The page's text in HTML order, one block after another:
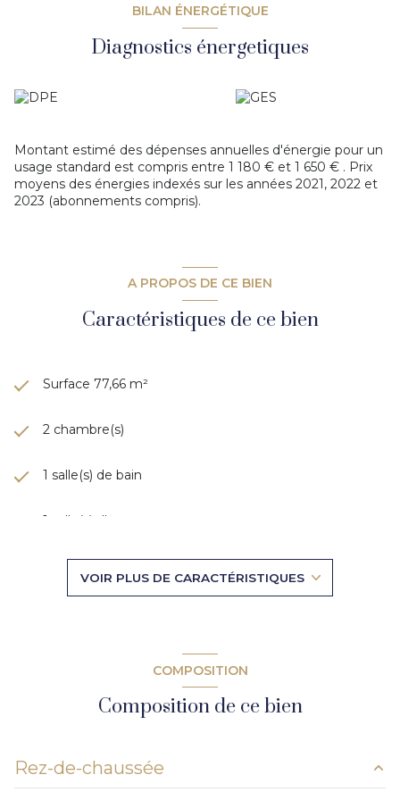
disponnible dans la résidence.Parc pour les enfants dans la
Poche TCL et commerces. Nombreux espaces verts.
Groupe scolaire.
Votre contact : Marlene Granieri 06 @ 76 @ 21 @ 87 @ 81
exposé sont disponibles sur le site
Géorisques
BILAN ÉNERGÉTIQUE
Diagnostics énergetiques
Montant estimé des dépenses annuelles d'énergie pour un
usage standard est compris entre 1 180 € et 1 650 € . Prix
moyens des énergies indexés sur les années 2021, 2022 et
2023 (abonnements compris).
A PROPOS DE CE BIEN
Caractéristiques de ce bien
Surface 77,66 m²
2 chambre(s)
1 salle(s) de bain
1 salle(s) d'eau
5ème étage
ascenseur
VOIR PLUS DE CARACTÉRISTIQUES
COMPOSITION
Composition de ce bien
Rez-de-chaussée